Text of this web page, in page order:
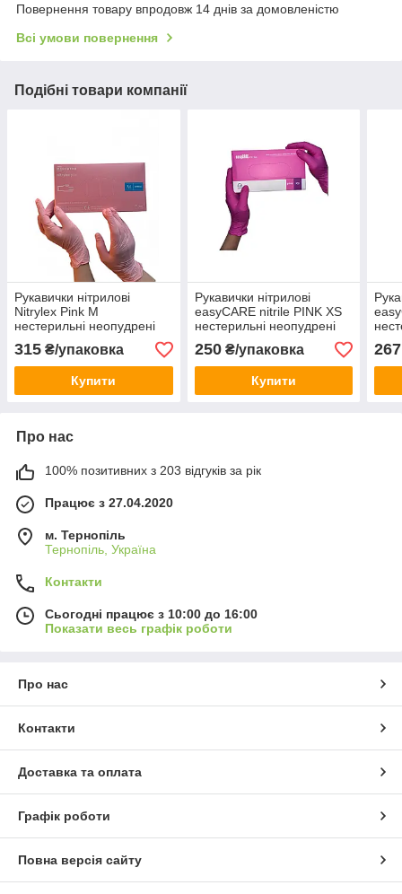
Повернення товару впродовж 14 днів за домовленістю
Всі умови повернення
Подібні товари компанії
Рукавички нітрилові
Nitrylex Pink М
нестерильні неопудрені
(50 пар/уп) рожеві
315 ₴/упаковка
Купити
Рукавички нітрилові
easyCARE nitrile PINK ХЅ
нестерильні неопудрені
(50 пар/уп) рожеві
250₴/упаковка
Купити
(50
267
Про нас
100% позитивних з 203 відгуків за рік
Працює з 27.04.2020
м. Тернопіль
Тернопіль, Україна
Контакти
Сьогодні працює з 10:00 до 16:00
Показати весь графік роботи
Про нас
Контакти
Доставка та оплата
Графік роботи
Повна версія сайту